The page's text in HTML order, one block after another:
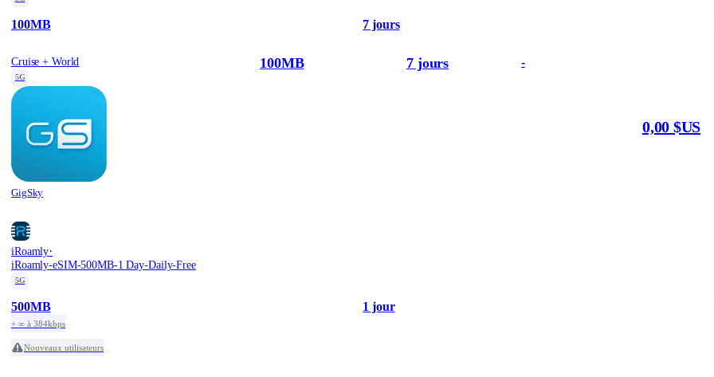
100MB 7 jours
Cruise + World
5G
GigSky
100MB 7 jours -
0,00 $US
iRoamly·
iRoamly-eSIM-500MB-1 Day-Daily-Free
5G
500MB
+ ∞ à 384kbps
1 jour
Nouveaux utilisateurs